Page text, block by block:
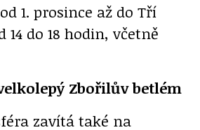
1. prosince až do Tří
do 18 hodin, včetně
Zbořilův betlém
zavítá také na